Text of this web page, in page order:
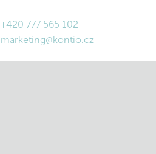
+420 777 565 102
marketing@kontio.cz